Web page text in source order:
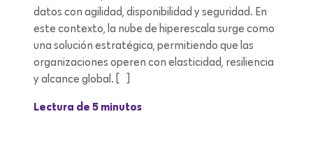
datos con agilidad, disponibilidad y seguridad. En
este contexto, la nube de hiperescala surge como
una solución estratégica, permitiendo que las
organizaciones operen con elasticidad, resiliencia
y alcance global. […]
Lectura de 5 minutos